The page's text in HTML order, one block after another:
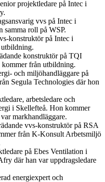
projektledare på Intec i
vvs på Intec i
samma roll på WSP.
konstruktör på Intec i
konstruktör på TQI
från utbildning.
och miljöhandläggare på
Segula Technologies där hon
arbetsledare och
i Skellefteå. Hon kommer
markhandläggare.
vvs-konstruktör på RSA
från K-Konsult Arbetsmiljö
på Ebes Ventilation i
där han var uppdragsledare
energiexpert och